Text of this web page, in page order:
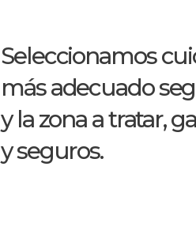
Seleccionamos
más adecuado
y la zona a tratar,
y seguros.